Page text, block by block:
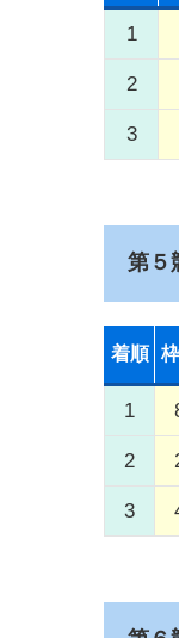
1
2
3
第
着順
1
2
3